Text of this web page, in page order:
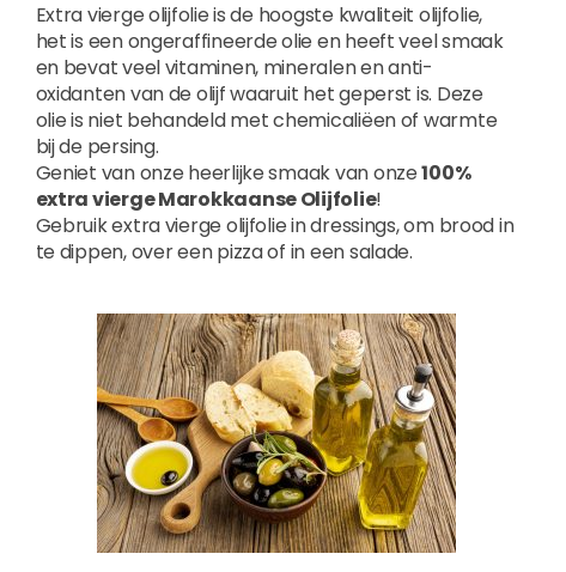
Extra vierge olijfolie is de hoogste kwaliteit olijfolie,
het is een ongeraffineerde olie en heeft veel smaak
en bevat veel vitaminen, mineralen en anti-
oxidanten van de olijf waaruit het geperst is. Deze
olie is niet behandeld met chemicaliëen of warmte
bij de persing.
Geniet van onze heerlijke smaak van onze100%
extra vierge Marokkaanse Olijfolie!
Gebruik extra vierge olijfolie in dressings, om brood in
te dippen, over een pizza of in een salade.